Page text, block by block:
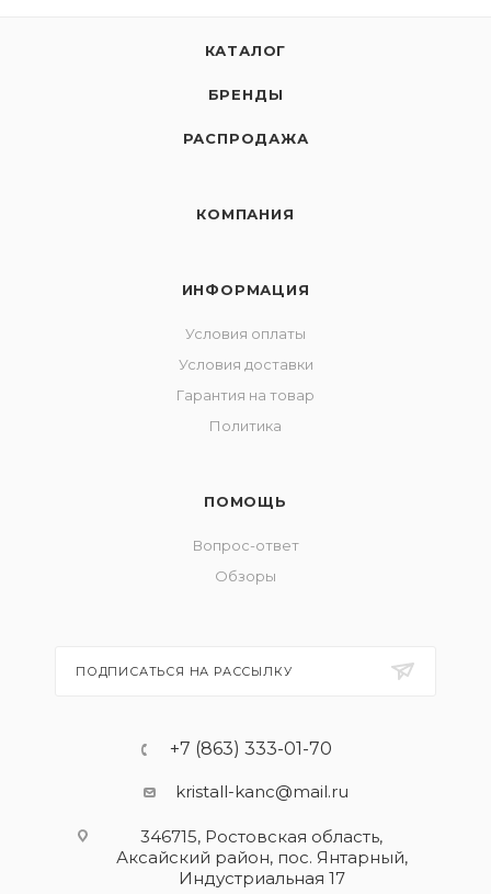
КАТАЛОГ
БРЕНДЫ
РАСПРОДАЖА
КОМПАНИЯ
ИНФОРМАЦИЯ
Условия оплаты
Условия доставки
Гарантия на товар
Политика
ПОМОЩЬ
Вопрос-ответ
Обзоры
ПОДПИСАТЬСЯ НА РАССЫЛКУ
+7 (863) 333-01-70
kristall-kanc@mail.ru
346715, Ростовская область​,
Аксайский район, пос. Янтарный,
Индустриальная 17